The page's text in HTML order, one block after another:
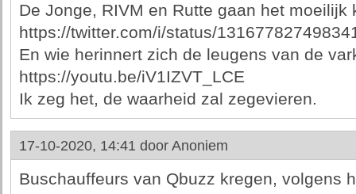
De Jonge, RIVM en Rutte gaan het moeilijk
https://twitter.com/i/status/
En wie herinnert zich de leugens van de
https://youtu.be/iV1IZVT_LCE
Ik zeg het, de waarheid zal zegevieren.
17-10-2020, 14:41 door Anoniem
Buschauffeurs van Qbuzz kregen, volgens